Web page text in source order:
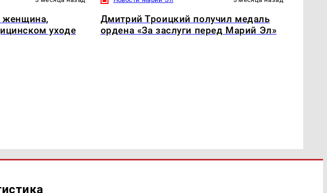
женщина,
уходе
Дмитрий Троицкий получил медаль
ордена «За заслуги перед Марий Эл»